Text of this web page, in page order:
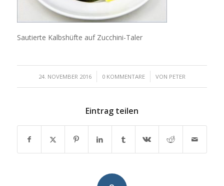
Sautierte Kalbshüfte auf Zucchini-Taler
24. NOVEMBER 2016
/ 0 KOMMENTARE
/ VON PETER
Eintrag teilen